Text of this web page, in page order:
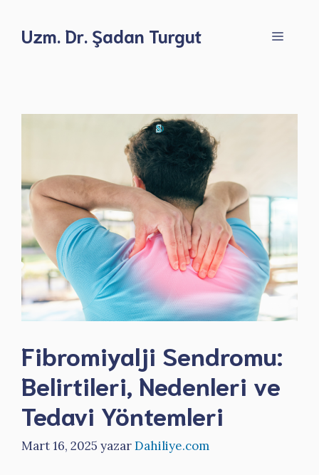
Uzm. Dr. Şadan Turgut Menü
Fibromiyalji Sendromu:
Belirtileri, Nedenleri ve
Tedavi Yöntemleri
Mart 16, 2025 yazarDahiliye.com